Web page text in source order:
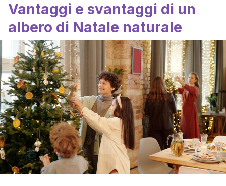
Vantaggi e svantaggi di un
albero di Natale naturale